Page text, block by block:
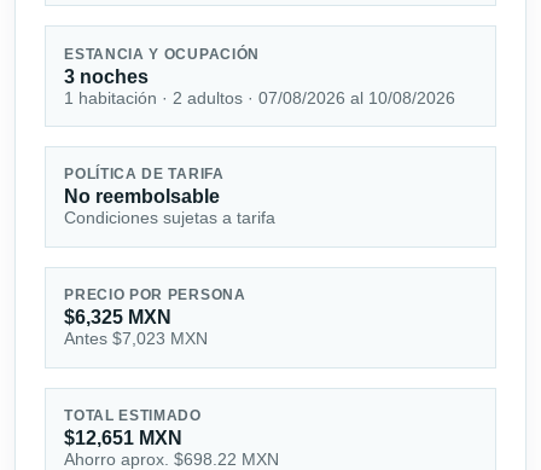
ESTANCIA Y OCUPACIÓN
3 noches
1 habitación · 2 adultos · 07/08/2026 al 10/08/2026
POLÍTICA DE TARIFA
No reembolsable
Condiciones sujetas a tarifa
PRECIO POR PERSONA
$6,325 MXN
Antes $7,023 MXN
TOTAL ESTIMADO
$12,651 MXN
Ahorro aprox. $698.22 MXN